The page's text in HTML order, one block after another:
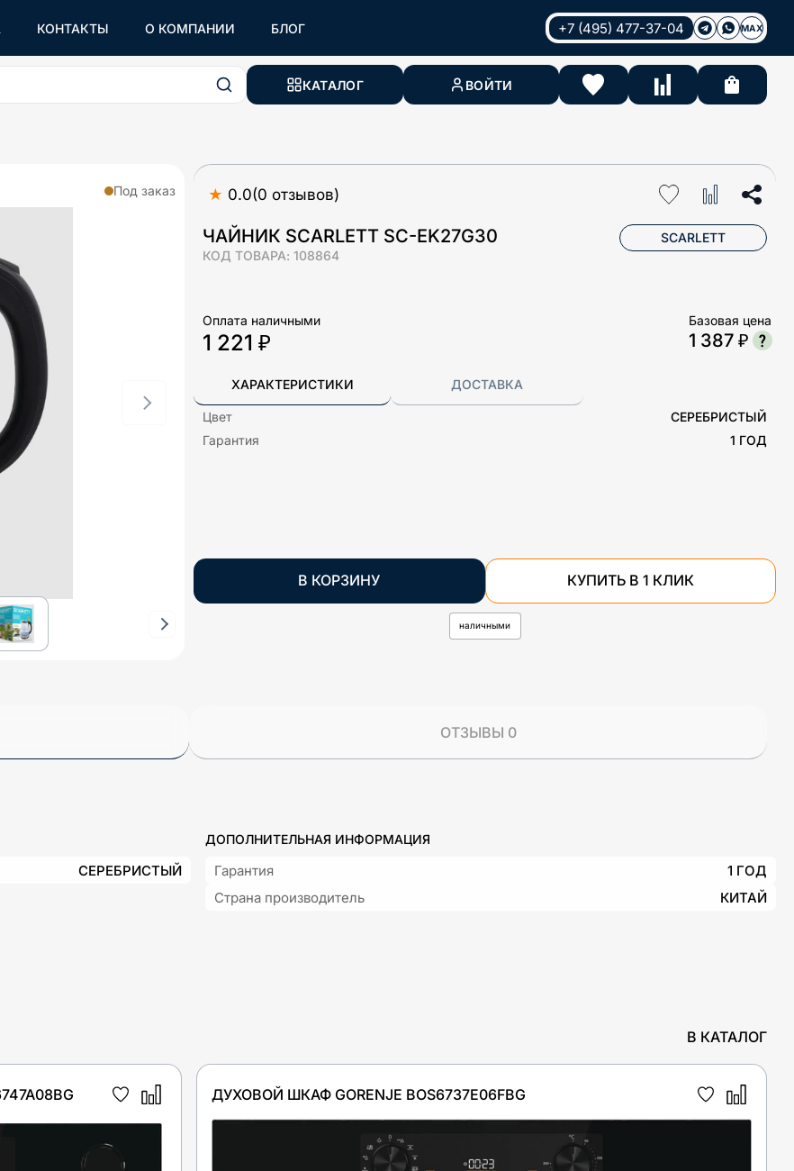
КОНТАКТЫ О КОМПАНИИ БЛОГ +7 (495) 477-37-04 MAX
КАТАЛОГ ВОЙТИ
★ 0.0(0 отзывов)
ЧАЙНИК SCARLETT SC-EK27G30
КОД ТОВАРА: 108864
SCARLETT
Под заказ
Оплата наличными
1 221 ₽
Базовая цена
1 387 ₽
ХАРАКТЕРИСТИКИ ДОСТАВКА
Цвет
СЕРЕБРИСТЫЙ
Гарантия
1 ГОД
В КОРЗИНУ КУПИТЬ В 1 КЛИК
наличными
ОТЗЫВЫ 0
СЕРЕБРИСТЫЙ
ДОПОЛНИТЕЛЬНАЯ ИНФОРМАЦИЯ
Гарантия
1 ГОД
Страна производитель
КИТАЙ
В КАТАЛОГ
ДУХОВОЙ ШКАФ GORENJE BOS6737E06FBG